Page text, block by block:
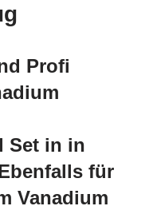
Profi
Set in in
für
Vanadium